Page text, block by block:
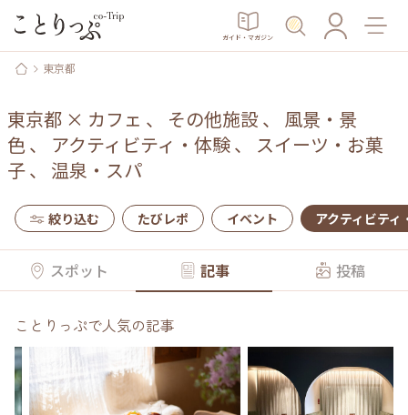
ガイド・マガジン
東京都
東京都 × カフェ 、 その他施設、 風景・景
色、 アクティビティ・体験、 スイーツ・お菓
子、 温泉・スパ
絞り込む たびレポ イベント アクティビティ
スポット 記事 投稿
ことりっぷで人気の記事